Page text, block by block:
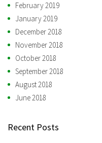
February 2019
January 2019
December 2018
November 2018
October 2018
September 2018
August 2018
June 2018
Recent Posts